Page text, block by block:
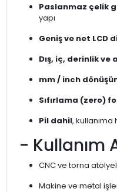
Paslanmaz çelik
yapı
Geniş ve net LCD
Dış, iç, derinlik ve
mm / inch
Sıfırlama (zero)
Pil dahil, kullanıma
- Kullanım
CNC ve torna
Makine ve metal